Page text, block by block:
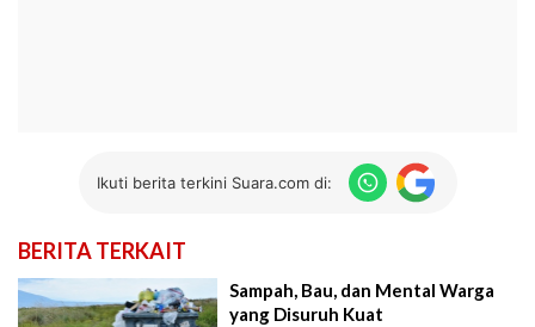
Ikuti berita terkini Suara.com di:
BERITA TERKAIT
Sampah, Bau, dan Mental Warga
yang Disuruh Kuat